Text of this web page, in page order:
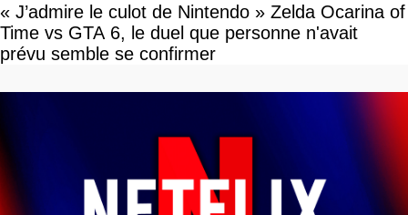
« J’admire le culot de Nintendo » Zelda Ocarina of
Time vs GTA 6, le duel que personne n'avait
prévu semble se confirmer